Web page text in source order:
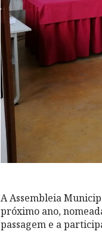
A Assembleia
próximo ano,
passagem e a